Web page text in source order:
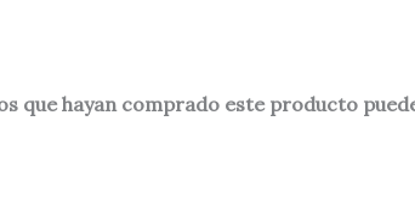
que hayan comprado este producto